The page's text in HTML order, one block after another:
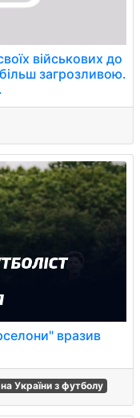
військових до
загрозливою.
вразив
України з футболу